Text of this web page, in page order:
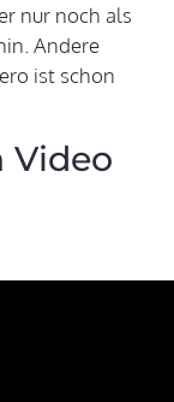
nur noch als
Andere
ist schon
Video